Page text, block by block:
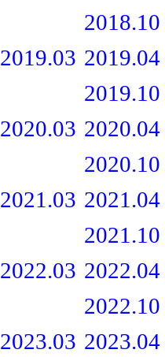
2018.10
2019.03 2019.04
2019.10
2020.03 2020.04
2020.10
2021.03 2021.04
2021.10
2022.03 2022.04
2022.10
2023.03 2023.04